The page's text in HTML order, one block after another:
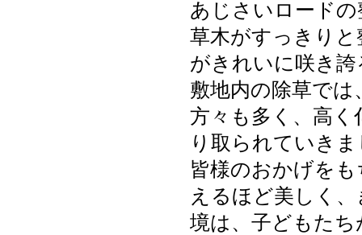
あじさいロード
草木がすっきり
がきれいに咲き
敷地内の除草で
方々も多く、高
り取られていき
皆様のおかげを
えるほど美しく
境は、子どもた